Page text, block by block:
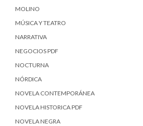
MOLINO
MÚSICA Y TEATRO
NARRATIVA
NEGOCIOS PDF
NOCTURNA
NÓRDICA
NOVELA CONTEMPORÁNEA
NOVELA HISTORICA PDF
NOVELA NEGRA